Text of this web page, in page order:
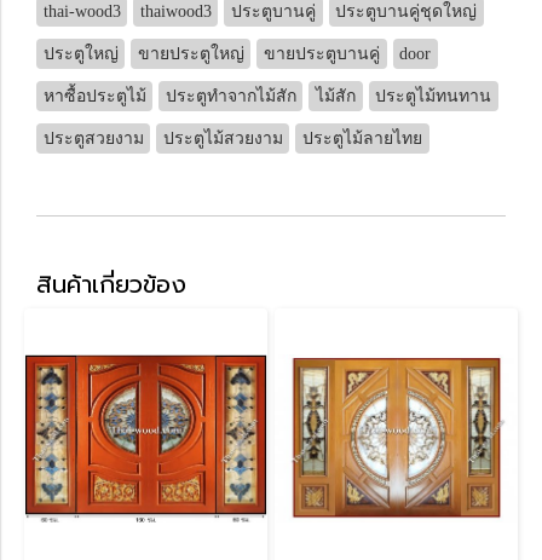
thai-wood3 thaiwood3 ประตูบานคู่ ประตูบานคู่ชุดใหญ่
ประตูใหญ่ ขายประตูใหญ่ ขายประตูบานคู่ door
หาซื้อประตูไม้ ประตูทำจากไม้สัก ไม้สัก ประตูไม้ทนทาน
ประตูสวยงาม ประตูไม้สวยงาม ประตูไม้ลายไทย
สินค้าเกี่ยวข้อง